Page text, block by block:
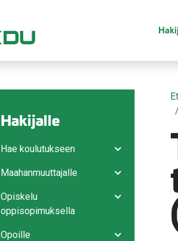
Hakijalle
Avaa/sulje
Hae koulutukseen
Avaa/sulje
Maahanmuuttajalle
Avaa/sulje
Opiskelu
oppisopimuksella
Opoille